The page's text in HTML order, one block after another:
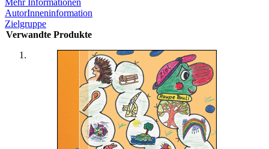
Mehr Informationen
AutorInneninformation
Zielgruppe
Verwandte Produkte